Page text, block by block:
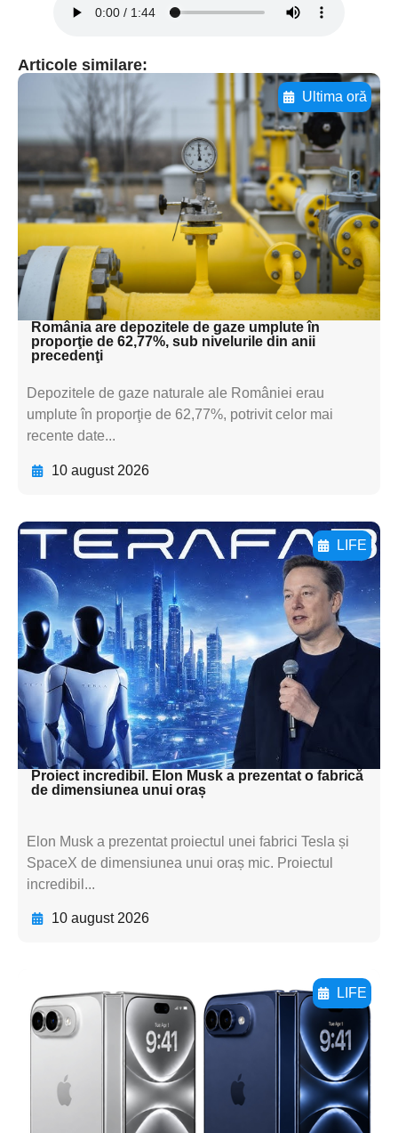
Articole similare:
Ultima oră
Adaugă aici textul pentru
subtitluAdaugă aici
textul pentru
subtitluAdaugă aici
textul pentru
subtitluAdaugă aici
textul pentru subti
România are depozitele de gaze umplute în
proporţie de 62,77%, sub nivelurile din anii
precedenţi
Depozitele de gaze naturale ale României erau
umplute în proporţie de 62,77%, potrivit celor mai
recente date...
10 august 2026
LIFE
Adaugă aici textul pentru
subtitluAdaugă aici
textul pentru
subtitluAdaugă aici
textul pentru
subtitluAdaugă aici
textul pentru subti
Proiect incredibil. Elon Musk a prezentat o fabrică
de dimensiunea unui oraș
Elon Musk a prezentat proiectul unei fabrici Tesla și
SpaceX de dimensiunea unui oraș mic. Proiectul
incredibil...
10 august 2026
LIFE
Adaugă aici textul pentru
subtitluAdaugă aici
textul pentru
subtitluAdaugă aici